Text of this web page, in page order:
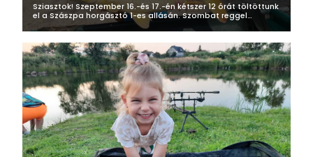
Sziasztok! Szeptember 16.-és 17.-én kétszer 12 órát töltöttunk
el a Szászpa horgásztó 1-es allásán. Szombat reggel
nyitásra ott voltunk, és elkezdtük a pecát. 2 Bottal
horgásztam, egyikkel...